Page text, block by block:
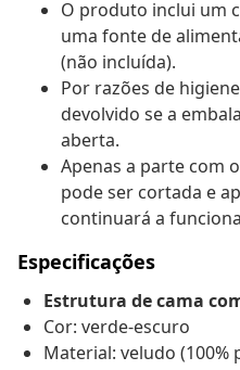
O produto inclui um
uma fonte de
(não incluída).
Por razões de
devolvido se a
aberta.
Apenas a parte com
pode ser cortada e
continuará a
Especificações
Estrutura de cama
Cor: verde-escuro
Material: veludo